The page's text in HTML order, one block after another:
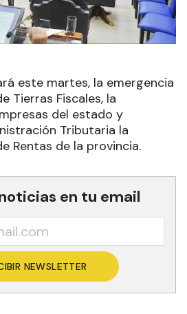
este martes, la emergencia
Tierras Fiscales, la
del estado y
Tributaria la
Rentas de la provincia.
en tu email
NEWSLETTER